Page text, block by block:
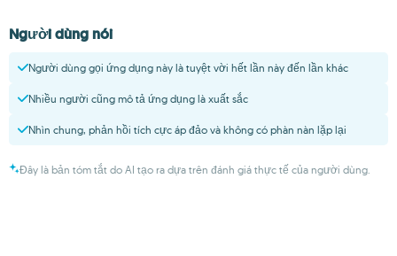
Người dùng nói
Người dùng gọi ứng dụng này là tuyệt vời hết lần này đến lần khác
Nhiều người cũng mô tả ứng dụng là xuất sắc
Nhìn chung, phản hồi tích cực áp đảo và không có phàn nàn lặp lại
Đây là bản tóm tắt do AI tạo ra dựa trên đánh giá thực tế của người dùng.